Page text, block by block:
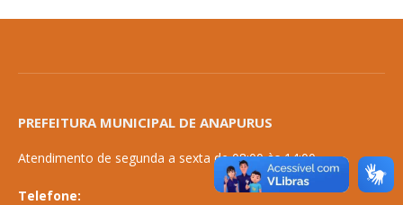
PREFEITURA MUNICIPAL DE ANAPURUS
Atendimento de segunda a sexta de 08:00 às 14:00
Telefone: